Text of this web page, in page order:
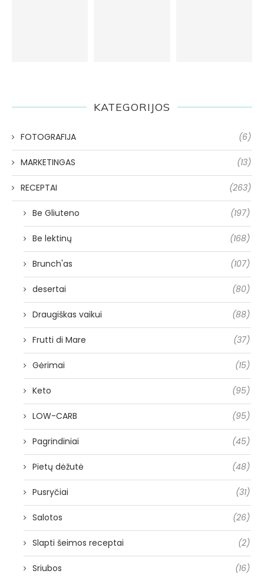
KATEGORIJOS
FOTOGRAFIJA (6)
MARKETINGAS (13)
RECEPTAI (263)
Be Gliuteno (197)
Be lektinų (168)
Brunch'as (107)
desertai (80)
Draugiškas vaikui (88)
Frutti di Mare (37)
Gėrimai (15)
Keto (95)
LOW-CARB (95)
Pagrindiniai (45)
Pietų dėžutė (48)
Pusryčiai (31)
Salotos (26)
Slapti šeimos receptai (2)
Sriubos (16)